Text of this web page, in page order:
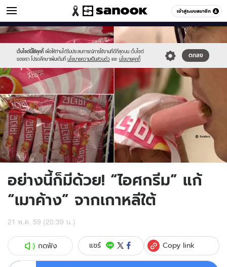
เข้าสู่ระบบสมาชิก
ผู้ชาย หมวดอื่นๆ
เว็บไซต์นี้ใช้คุกกี้ เพื่อให้ท่านได้รับประสบการณ์การใช้งานที่ดีที่สุดบน เว็บไซต์
ของเรา โปรดศึกษาเพิ่มเติมที่ นโยบายความเป็นส่วนตัว และ นโยบายคุกกี้
ตกลง
Sanook
//s.isanook.com/sr/0/images/logo-
new-
sanook.png
600
60
//s.isanook.com/me/0/ud/2/13605/332.jpg
อย่างนี้ก็มีด้วย! “ไอศกรีม” แก้
“เมาค้าง” จากเกาหลีใต้
21 พ.ค. 59 (20:39 น.)
กดฟัง แชร์ Copy link